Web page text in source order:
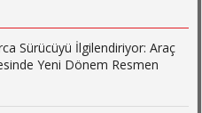
Sürücüyü İlgilendiriyor: Araç
Yeni Dönem Resmen